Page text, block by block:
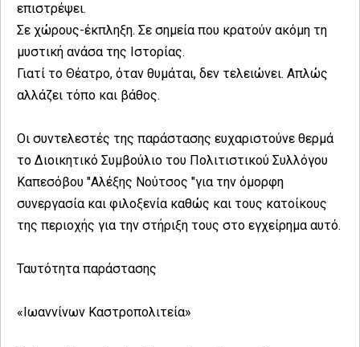
επιστρέψει.
Σε χώρους-έκπληξη. Σε σημεία που κρατούν ακόμη τη
μυστική ανάσα της Ιστορίας.
Γιατί το Θέατρο, όταν θυμάται, δεν τελειώνει. Απλώς
αλλάζει τόπο και βάθος.
Οι συντελεστές της παράστασης ευχαριστούνε θερμά
το Διοικητικό Συμβούλιο του Πολιτιστικού Συλλόγου
Καπεσόβου "Αλέξης Νούτσος "για την όμορφη
συνεργασία και φιλοξενία καθώς και τους κατοίκους
της περιοχής για την στήριξη τους στο εγχείρημα αυτό.
Ταυτότητα παράστασης
«Ιωαννίνων Καστροπολιτεία»